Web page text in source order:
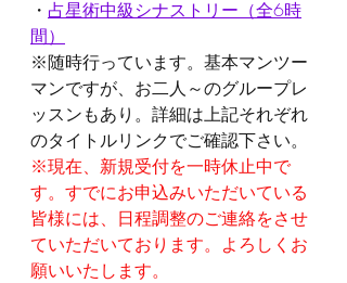
・ 占星術中級シナストリー（全6時
間）
※随時行っています。基本マンツー
マンですが、お二人～のグループレ
ッスンもあり。詳細は上記それぞれ
のタイトルリンクでご確認下さい。
※現在、新規受付を一時休止中で
す。すでにお申込みいただいている
皆様には、日程調整のご連絡をさせ
ていただいております。よろしくお
願いいたします。